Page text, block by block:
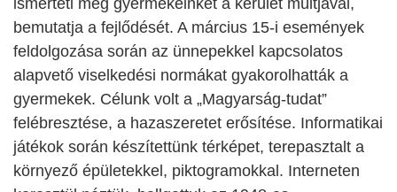
bemutatja a fejlődését. A március 15-i események
feldolgozása során az ünnepekkel kapcsolatos
alapvető viselkedési normákat gyakorolhatták a
gyermekek. Célunk volt a „Magyarság-tudat”
felébresztése, a hazaszeretet erősítése. Informatikai
játékok során készítettünk térképet, terepasztalt a
környező épületekkel, piktogramokkal. Interneten